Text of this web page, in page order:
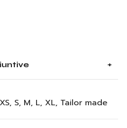
S, M, L, XL, Tailor made